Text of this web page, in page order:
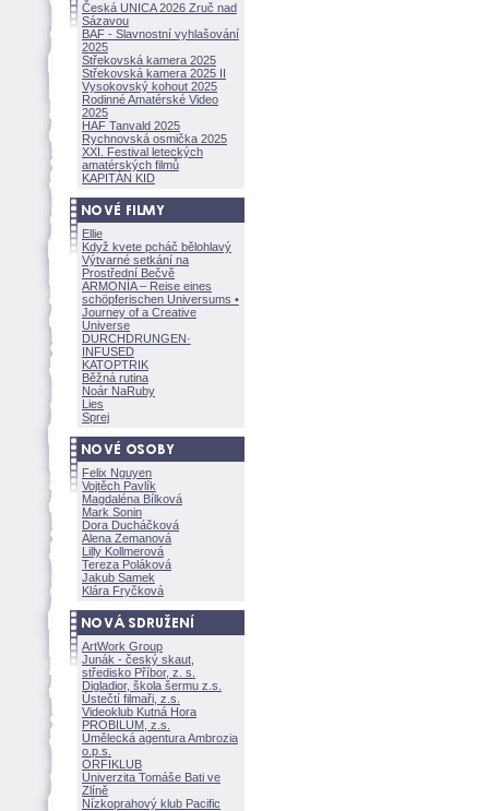
Česká UNICA 2026 Zruč nad
Sázavou
BAF - Slavnostní vyhlašování
2025
Střekovská kamera 2025
Střekovská kamera 2025 II
Vysokovský kohout 2025
Rodinné Amatérské Video
2025
HAF Tanvald 2025
Rychnovská osmička 2025
XXI. Festival leteckých
amatérských filmů
KAPITÁN KID
Ellie
Když kvete pcháč bělohlavý
Výtvarné setkání na
Prostřední Bečvě
ARMONÍA – Reise eines
schöpferischen Universums •
Journey of a Creative
Universe
DURCHDRUNGEN·
INFUSED
KATOPTRIK
Běžná rutina
Noár NaRuby
Lies
Sprej
Felix Nguyen
Vojtěch Pavlík
Magdaléna Bílkov
Mark Sonin
Dora Ducháčkov
Alena Zemanov
Lilly Kollmerov
Tereza Polákov
Jakub Samek
Klára Fryčkov
ArtWork Group
Junák - český skaut,
středisko Příbor, z. s.
Digladior, škola šermu z.s.
Ústečtí filmaři, z.s.
Videoklub Kutná Hora
PROBILUM, z.s.
Umělecká agentura Ambrozia
o.p.s.
ORFIKLUB
Univerzita Tomáše Bati ve
Zlíně
Nízkoprahový klub Pacific